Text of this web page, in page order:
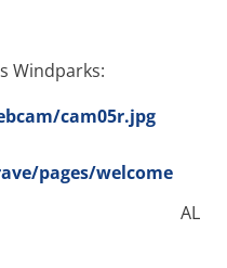
Windparks:
cam05r.jpg
pages/welcome
AL